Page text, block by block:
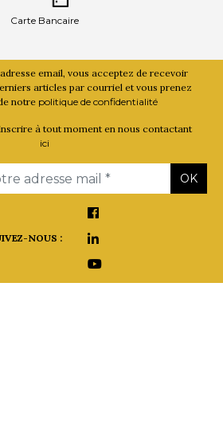
Carte Bancaire
email, vous acceptez de recevoir
articles par courriel et vous prenez
notre politique de confidentialité
à tout moment en nous contactant
ici
OK
NOUS :